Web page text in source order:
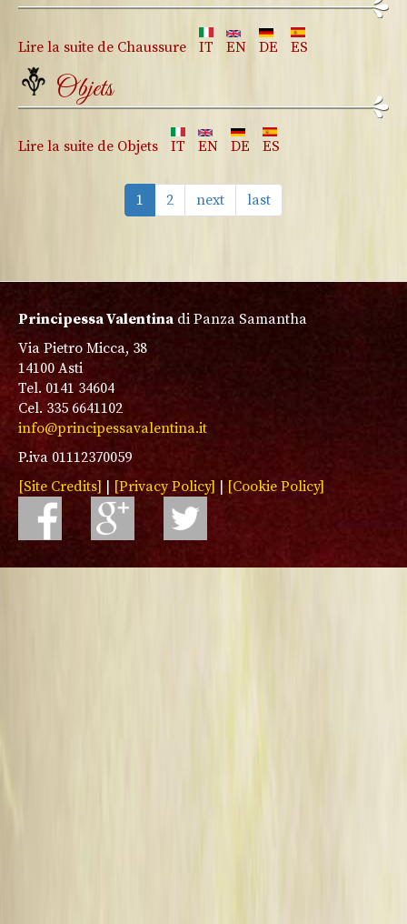
Lire la suite de Chaussure IT EN DE ES
Objets
Lire la suite de Objets IT EN DE ES
1 2 next last
Principessa Valentina di Panza Samantha
Via Pietro Micca, 38
14100 Asti
Tel. 0141 34604
Cel. 335 6641102
info@principessavalentina.it
P.iva 01112370059
[Site Credits]
[Privacy Policy] [Cookie Policy]